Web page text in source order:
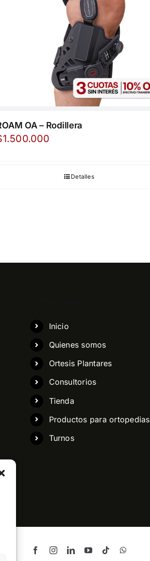
OA – Rodillera
1.500.000
Detalles
Inicio
Quienes somos
Ortesis Plantares
Consultorios
Tienda
Productos para ortopedias
Turnos